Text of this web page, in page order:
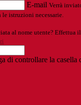
E-mail Verrà
istruzioni necessarie.
al nome utente? Effettua
di controllare la casella